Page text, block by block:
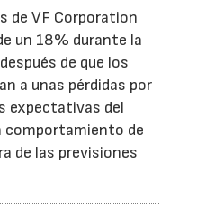
de VF Corporation
un 18% durante la
de que los
a unas pérdidas por
expectativas del
comportamiento de
de las previsiones